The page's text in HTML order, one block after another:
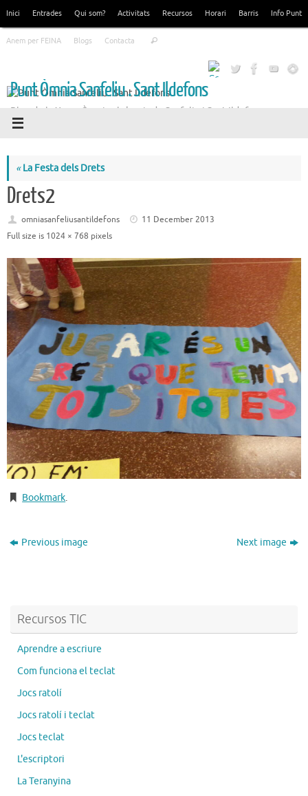
content
Inici Entrades Qui som? Activitats Recursos Horari Barris Info Punt
Anem per FEINA Blogs Contacta Search
Punt Òmnia Sanfeliu . Sant Ildefons
Blog de la Xarxa Òmnia als barris de Sanfeliu i Sant Ildefons
«La Festa dels Drets
Drets2
omniasanfeliusantildefons
11 December 2013
Full size is 1024 × 768 pixels
Bookmark.
Previous image Next image
Recursos TIC
Aprendre a escriure
Com funciona el teclat
Jocs ratolí
Jocs ratolí i teclat
Jocs teclat
L'escriptori
La Teranyina